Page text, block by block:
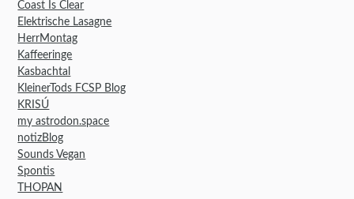
Coast Is Clear
Elektrische Lasagne
HerrMontag
Kaffeeringe
Kasbachtal
KleinerTods FCSP Blog
KRISÚ
my astrodon.space
notizBlog
Sounds Vegan
Spontis
THOPAN